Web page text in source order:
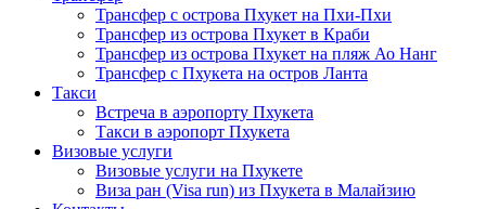
Трансфер с острова Пхукет на Пхи-Пхи
Трансфер из острова Пхукет в Краби
Трансфер из острова Пхукет на пляж Ао Нанг
Трансфер с Пхукета на остров Ланта
Такси
Встреча в аэропорту Пхукета
Такси в аэропорт Пхукета
Визовые услуги
Визовые услуги на Пхукете
Виза ран (Visa run) из Пхукета в Малайзию